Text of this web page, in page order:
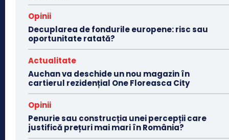
Opinii
Decuplarea de fondurile europene: risc sau
oportunitate ratată?
Actualitate
Auchan va deschide un nou magazin în
cartierul rezidențial One Floreasca City
Opinii
Penurie sau construcția unei percepții care
justifică prețuri mai mari în România?